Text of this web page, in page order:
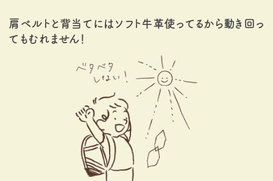
肩ベルトと背当てにはソフト牛革使ってるから動き回っ
てもむれません！